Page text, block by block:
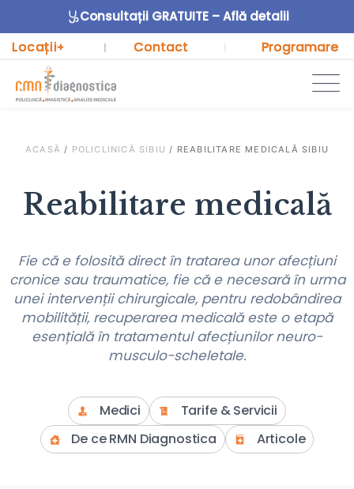
Consultații GRATUITE – Află detalii
Locații+ | Contact Programare
ACASĂ / POLICLINICĂ SIBIU / REABILITARE MEDICALĂ SIBIU
Reabilitare medicală
Fie că e folosită direct în tratarea unor afecțiuni
cronice sau traumatice, fie că e necesară în urma
unei intervenții chirurgicale, pentru redobândirea
mobilității, recuperarea medicală este o etapă
esențială în tratamentul afecțiunilor neuro-
musculo-scheletale.
Medici
Tarife & Servicii
De ce RMN Diagnostica
Articole